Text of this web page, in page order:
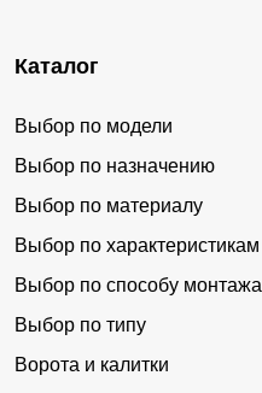
Каталог
Выбор по модели
Выбор по назначению
Выбор по материалу
Выбор по характеристикам
Выбор по способу монтажа
Выбор по типу
Ворота и калитки